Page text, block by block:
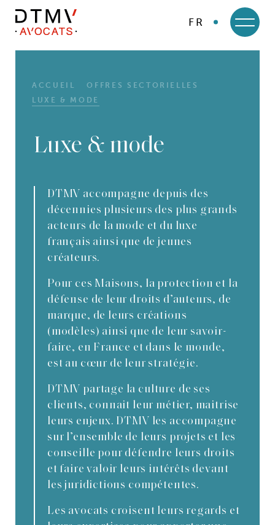
FR
ACCUEIL
OFFRES SECTORIELLES
LUXE & MODE
Luxe & mode
DTMV accompagne depuis des
décennies plusieurs des plus grands
acteurs de la mode et du luxe
français ainsi que de jeunes
créateurs.
Pour ces Maisons, la protection et la
défense de leur droits d’auteurs, de
marque, de leurs créations
(modèles) ainsi que de leur savoir-
faire, en France et dans le monde,
est au cœur de leur stratégie.
DTMV partage la culture de ses
clients, connait leur métier, maitrise
leurs enjeux. DTMV les accompagne
sur l’ensemble de leurs projets et les
conseille pour défendre leurs droits
et faire valoir leurs intérêts devant
les juridictions compétentes.
Les avocats croisent leurs regards et